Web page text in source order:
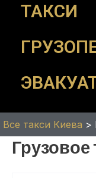
ТАКСИ
Все такси Киева >
Грузовое